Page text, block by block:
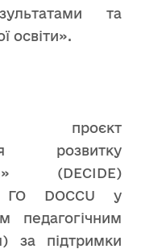
та
освіти».
проєкт
розвитку
(DECIDE)
ГО DOCCU у
педагогічним
за підтримки